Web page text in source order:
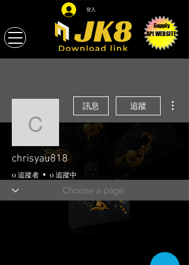
登入
Supply
API WEBSITE
chrisyau818
訊息 追蹤
chrisyau818
0 追蹤者 0 追蹤中